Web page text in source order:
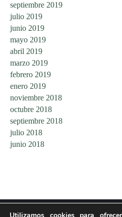
septiembre 2019
julio 2019
junio 2019
mayo 2019
abril 2019
marzo 2019
febrero 2019
enero 2019
noviembre 2018
octubre 2018
septiembre 2018
julio 2018
junio 2018